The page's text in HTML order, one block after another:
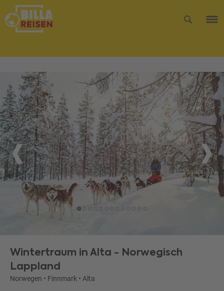
Wintertraum in Alta - Norwegisch
Lappland
Norwegen • Finnmark • Alta